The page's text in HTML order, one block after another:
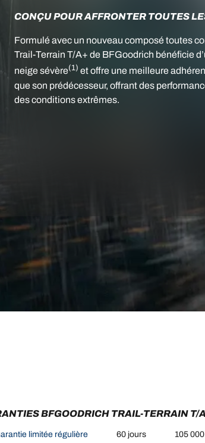
CONÇU POUR AFFRONTER TOUTES
Formulé avec un nouveau composé toutes
Trail-Terrain T/A+ de BFGoodrich bénéficie
neige sévère(1) et offre une meilleure
que son prédécesseur, offrant des
des conditions extrêmes.
BFGOODRICH TRAIL-TERRAIN T/
limitée régulière 60 jours 105